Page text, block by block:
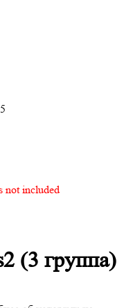
not included
(3 группа)